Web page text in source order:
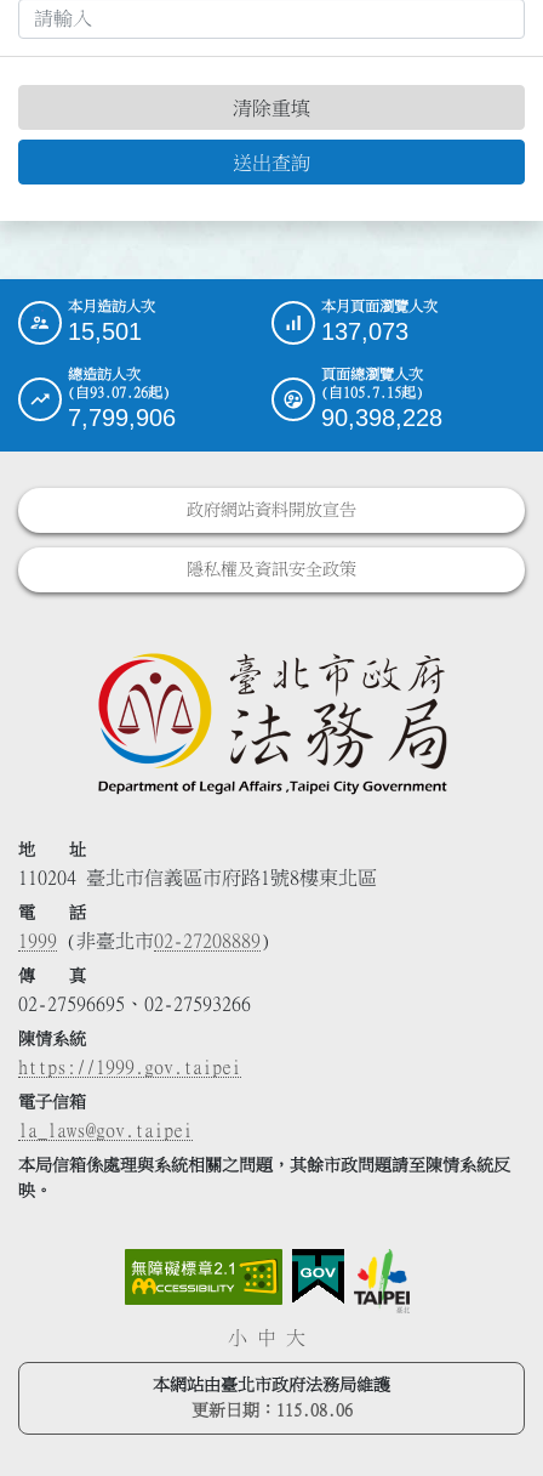
送出查詢
清除重填
::: 本月造訪人次
15,501
本月頁面瀏覽人次
137,073
總造訪人次
(自93.07.26起)
7,799,906
頁面總瀏覽人次
(自105.7.15起)
90,398,228
政府網站資料開放宣告
隱私權及資訊安全政策
地 址
110204 臺北市信義區市府路1號8樓東北區
電 話
1999 (非臺北市02-27208889)
傳 真
02-27596695、02-27593266
陳情系統
https://1999.gov.taipei
電子信箱
la_laws@gov.taipei
本局信箱係處理與系統相關之問題，其餘市政問題請至陳情系統反
映。
小 中 大
本網站由臺北市政府法務局維護
更新日期： 115.08.06